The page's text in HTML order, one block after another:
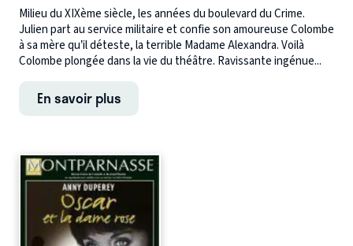
Milieu du XIXème siècle, les années du boulevard du Crime.
Julien part au service militaire et confie son amoureuse Colombe
à sa mère qu’il déteste, la terrible Madame Alexandra. Voilà
Colombe plongée dans la vie du théâtre. Ravissante ingénue...
En savoir plus